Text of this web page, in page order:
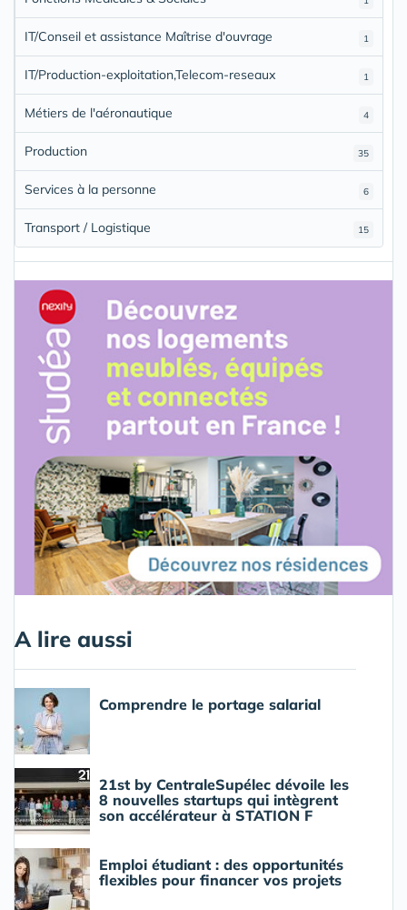
1
IT/Conseil et assistance Maîtrise d'ouvrage
1
IT/Production-exploitation,Telecom-reseaux
4
Métiers de l'aéronautique
35
Production
6
Services à la personne
15
Transport / Logistique
A lire aussi
Comprendre le portage salarial
21st by CentraleSupélec dévoile les
8 nouvelles startups qui intègrent
son accélérateur à STATION F
Emploi étudiant : des opportunités
flexibles pour financer vos projets